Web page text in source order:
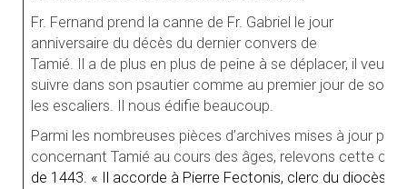
Fr. Fernand prend la canne de Fr. Gabriel le jour
anniversaire du décès du dernier convers de
Tamié. Il a de plus en plus de peine à se déplacer, il veut
suivre dans son psautier comme au premier jour de son
les escaliers. Il nous édifie beaucoup.
Parmi les nombreuses pièces d’archives mises à jour par
concernant Tamié au cours des âges, relevons cette
de 1443. « Il accorde à Pierre Fectonis, clerc du diocèse